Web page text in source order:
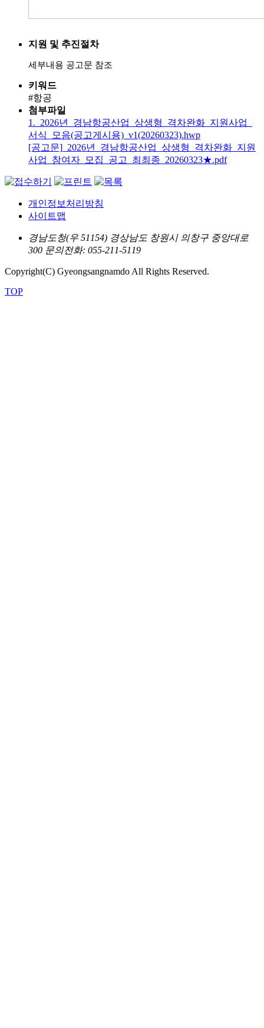
지원 및 추진절차
세부내용 공고문 참조
키워드
#항공
첨부파일
1._2026년_경남항공산업_상생형_격차완화_지원사업_
서식_모음(공고게시용)_v1(20260323).hwp
[공고문]_2026년_경남항공산업_상생형_격차완화_지원
사업_참여자_모집_공고_최최종_20260323★.pdf
개인정보처리방침
사이트맵
경남도청(우 51154) 경상남도 창원시 의창구 중앙대로
300 문의전화: 055-211-5119
Copyright(C) Gyeongsangnamdo All Rights Reserved.
TOP